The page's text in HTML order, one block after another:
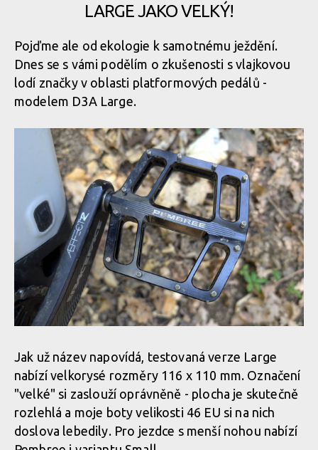
Pembree D3A Large - britská preciznost s nekompromisním
gripem
gripem
Pembree D3A Large - britská preciznost s nekompromisním
Pembree D3A Large - britská preciznost s nekompromisním
gripem
Pembree D3A Large - britská preciznost s nekompromisním
LARGE JAKO VELKÝ!
Pojďme ale od ekologie k samotnému ježdění.
Dnes se s vámi podělím o zkušenosti s vlajkovou
lodí značky v oblasti platformových pedálů -
modelem D3A Large.
Jak už název napovídá, testovaná verze Large
nabízí velkorysé rozměry 116 x 110 mm. Označení
"velké" si zaslouží oprávněně - plocha je skutečně
rozlehlá a moje boty velikosti 46 EU si na nich
doslova lebedily. Pro jezdce s menší nohou nabízí